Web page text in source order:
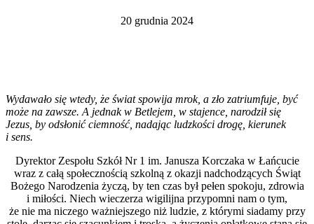
20 grudnia 2024
Wydawało się wtedy, że świat spowija mrok, a zło zatriumfuje, być
może na zawsze. A jednak w Betlejem, w stajence, narodził się
Jezus, by odsłonić ciemność, nadając ludzkości drogę, kierunek
i sens.
Dyrektor Zespołu Szkół Nr 1 im. Janusza Korczaka w Łańcucie
wraz z całą społecznością szkolną z okazji nadchodzących Świąt
Bożego Narodzenia życzą, by ten czas był pełen spokoju, zdrowia
i miłości. Niech wieczerza wigilijna przypomni nam o tym,
że nie ma niczego ważniejszego niż ludzie, z którymi siadamy przy